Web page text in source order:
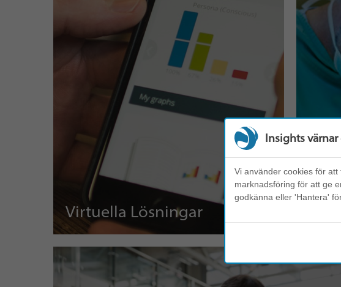
Virtuella Lösningar
Insights
Vi använder cookies för
marknadsföring för att ge
godkänna eller 'Hantera'